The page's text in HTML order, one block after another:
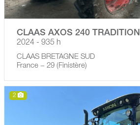
CLAAS AXOS 240 TRADITION
2024 - 935 h
CLAAS BRETAGNE SUD
France − 29 (Finistère)
2